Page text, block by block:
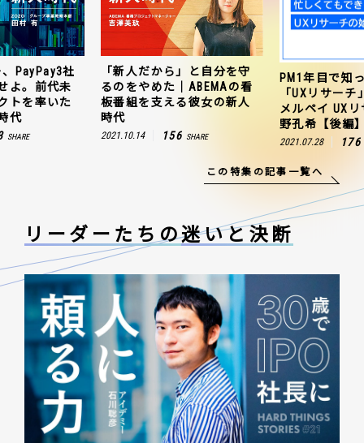
PayPay3社
よ。前代未
トを率いた
代
SHARE
「新人だから」と自分を守
るのをやめた｜ABEMAの看
板番組を支える彼女の新人
時代
2021.10.14 156 SHARE
PM1年目で知
「UXリサー
メルペイ UX
野孔希【後編
2021.07.28 176
この特集の記事一覧へ
リーダーたちの迷いと決断